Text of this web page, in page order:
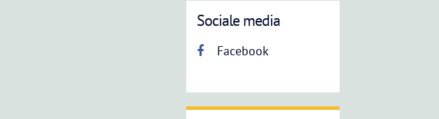
Sociale media
Facebook